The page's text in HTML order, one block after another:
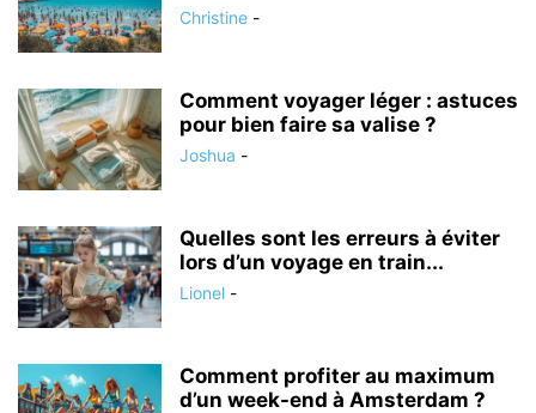
Christine -
Comment voyager léger : astuces
pour bien faire sa valise ?
Joshua -
Quelles sont les erreurs à éviter
lors d’un voyage en train...
Lionel -
Comment profiter au maximum
d’un week-end à Amsterdam ?